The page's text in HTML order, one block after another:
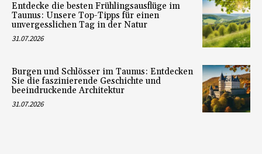
Entdecke die besten Frühlingsausflüge im
Taunus: Unsere Top-Tipps für einen
unvergesslichen Tag in der Natur
31.07.2026
Burgen und Schlösser im Taunus: Entdecken
Sie die faszinierende Geschichte und
beeindruckende Architektur
31.07.2026